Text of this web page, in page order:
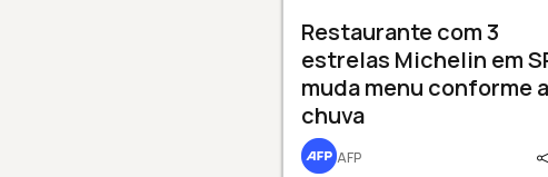
Restaurante com 3
estrelas Michelin em
muda menu conforme a
chuva
AFP